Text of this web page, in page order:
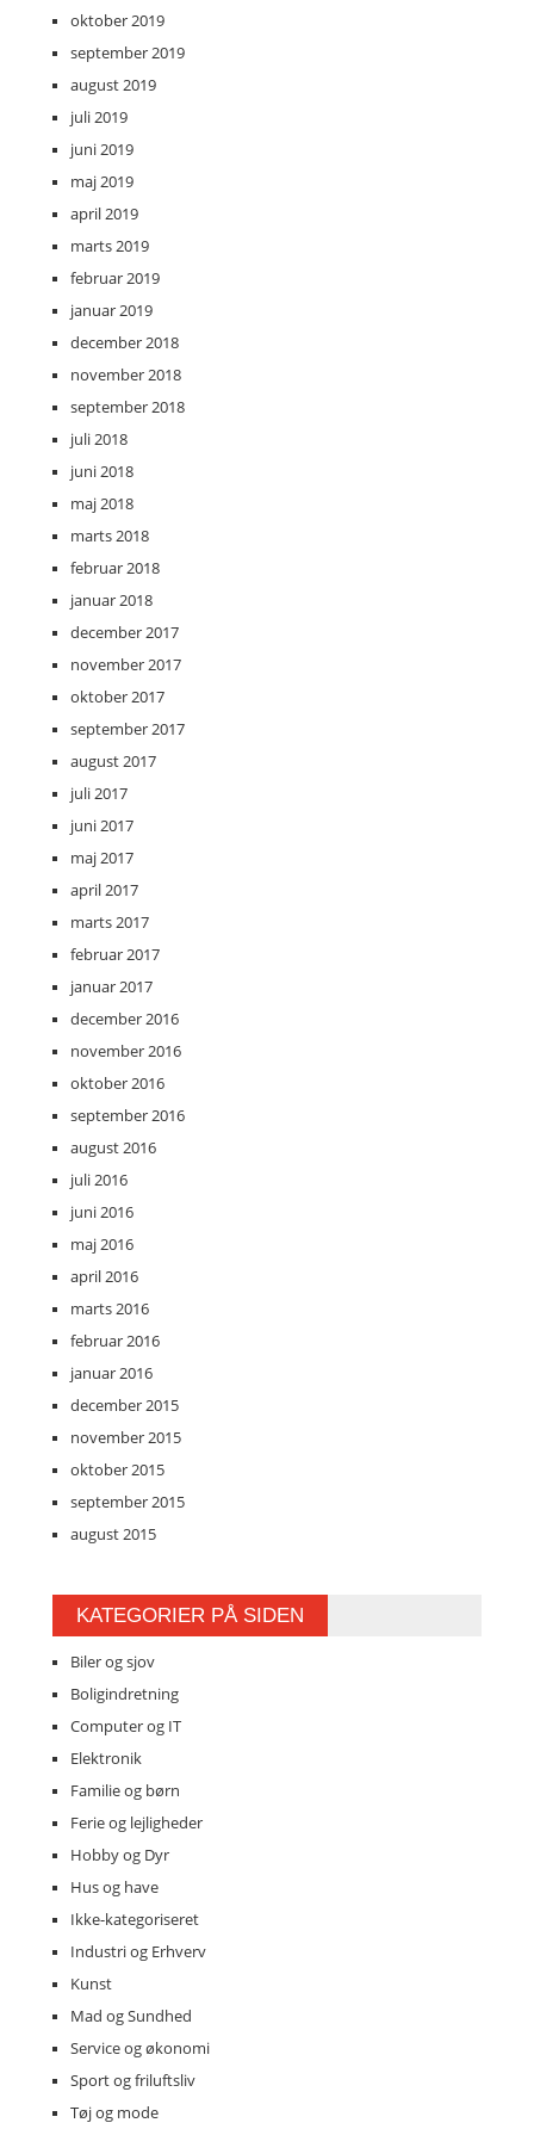
oktober 2019
september 2019
august 2019
juli 2019
juni 2019
maj 2019
april 2019
marts 2019
februar 2019
januar 2019
december 2018
november 2018
september 2018
juli 2018
juni 2018
maj 2018
marts 2018
februar 2018
januar 2018
december 2017
november 2017
oktober 2017
september 2017
august 2017
juli 2017
juni 2017
maj 2017
april 2017
marts 2017
februar 2017
januar 2017
december 2016
november 2016
oktober 2016
september 2016
august 2016
juli 2016
juni 2016
maj 2016
april 2016
marts 2016
februar 2016
januar 2016
december 2015
november 2015
oktober 2015
september 2015
august 2015
KATEGORIER PÅ SIDEN
Biler og sjov
Boligindretning
Computer og IT
Elektronik
Familie og børn
Ferie og lejligheder
Hobby og Dyr
Hus og have
Ikke-kategoriseret
Industri og Erhverv
Kunst
Mad og Sundhed
Service og økonomi
Sport og friluftsliv
Tøj og mode